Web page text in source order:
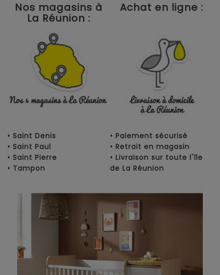
Nos magasins à
La Réunion :
Achat en ligne :
• Saint Denis
• Saint Paul
• Saint Pierre
• Tampon
• Paiement sécurisé
• Retrait en magasin
• Livraison sur toute l'île
de La Réunion